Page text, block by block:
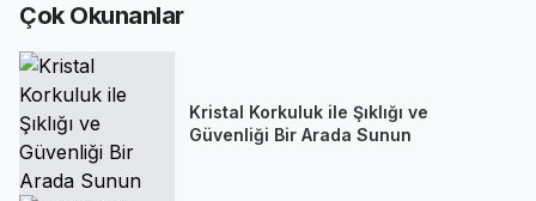
Çok Okunanlar
Kristal Korkuluk ile Şıklığı ve
Güvenliği Bir Arada Sunun